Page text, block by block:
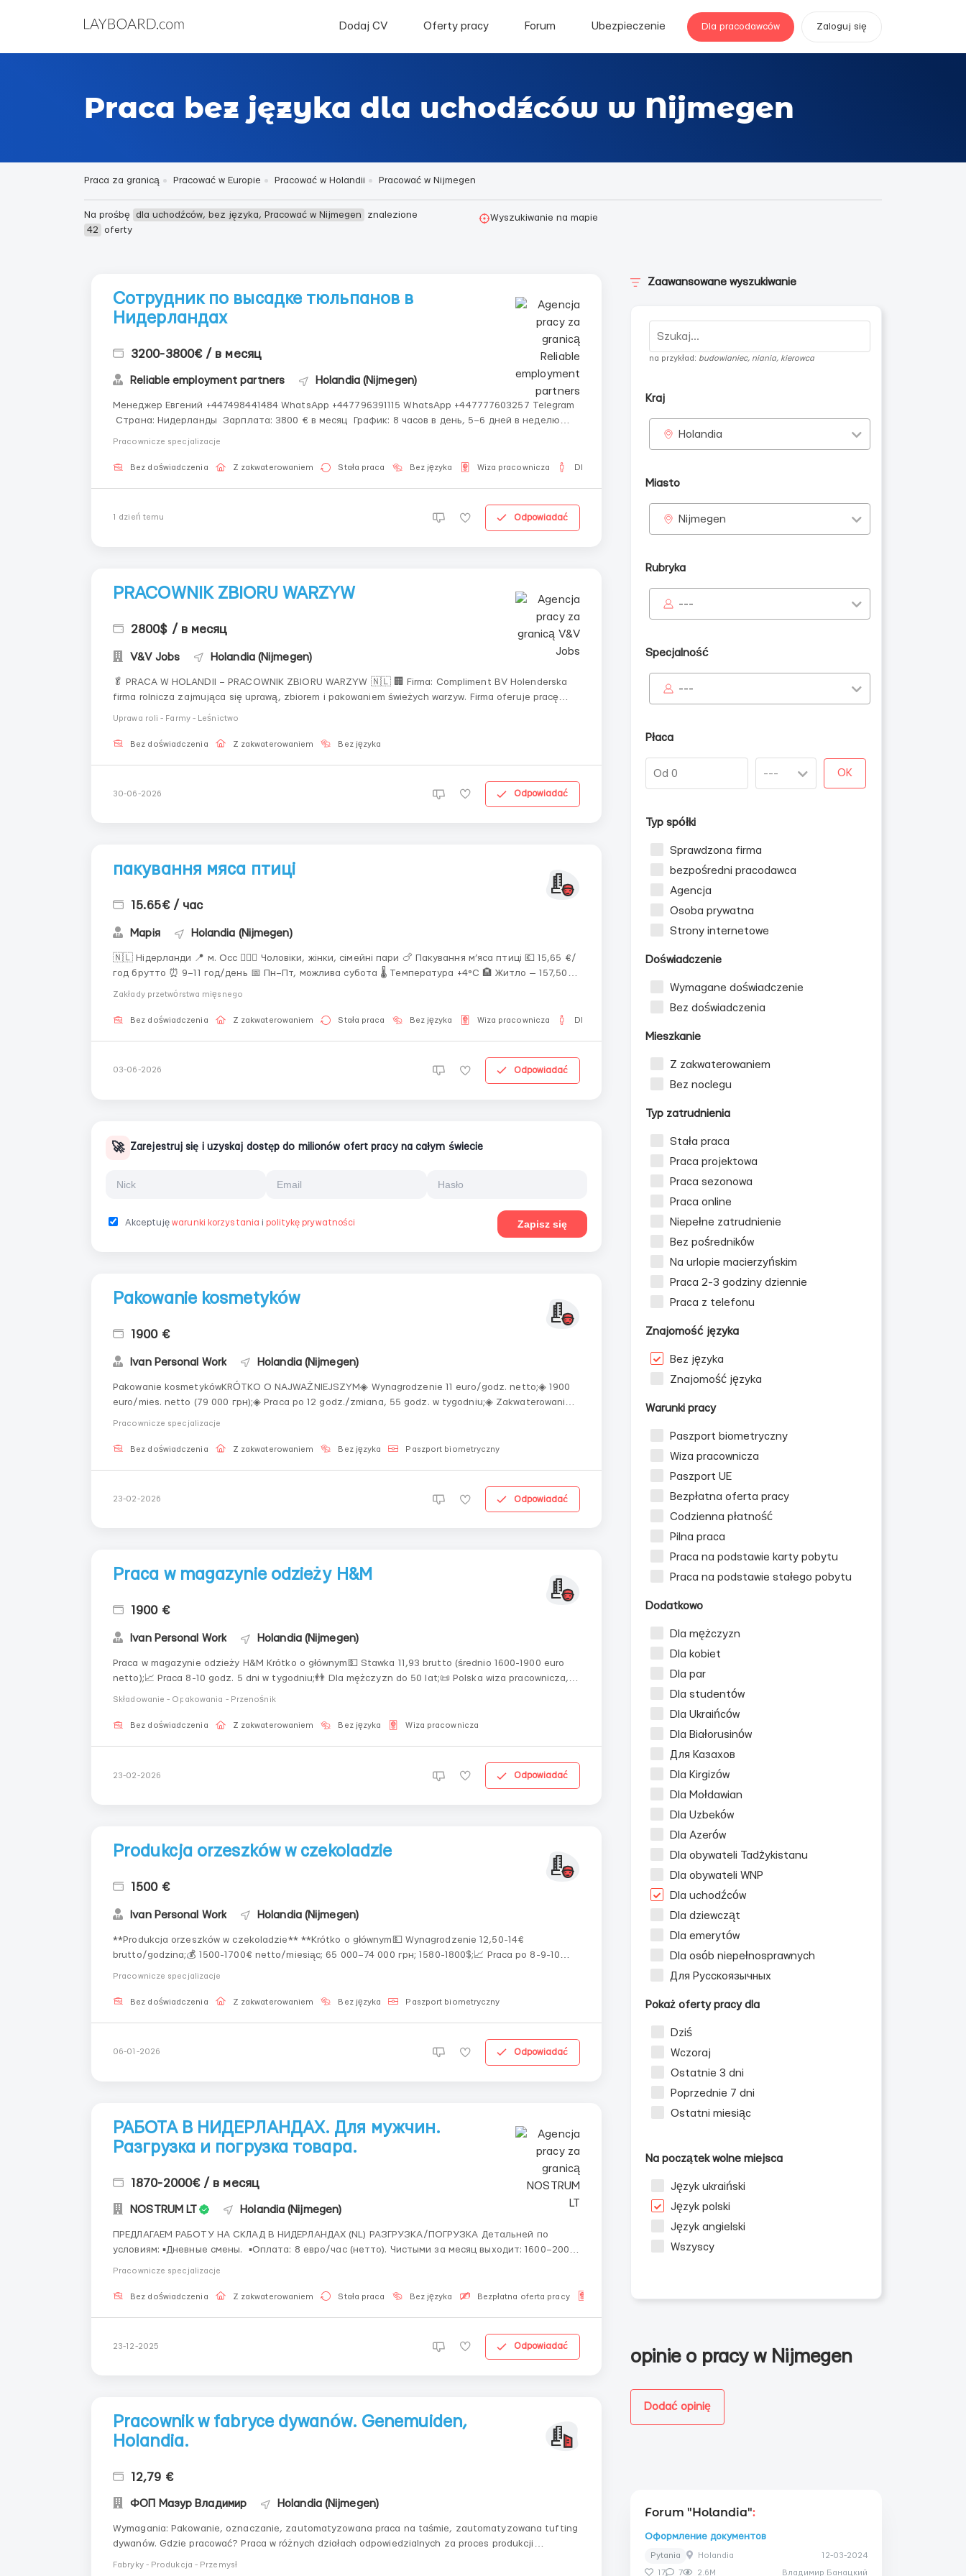
Dodaj CV Oferty pracy Forum Ubezpieczenie Dla pracodawców Zaloguj się
Praca bez języka dla uchodźców w Nijmegen
Praca za granicą Pracować w Europie Pracować w Holandii Pracować w Nijmegen
Na prośbę dla uchodźców, bez języka, Pracować w Nijmegen
znalezione
42
oferty
Wyszukiwanie na mapie
Сотрудник по высадке тюльпанов в
Нидерландах
3200-3800€ / в месяц
Reliable employment partners Holandia (Nijmegen)
Менеджер Евгений +447498441484 WhatsApp +447796391115 WhatsApp +447777603257 Telegram
Страна: Нидерланды Зарплата: 3800 € в месяц График: 8 часов в день, 5–6 дней в неделю
Pracownicze specjalizacje
Bez doświadczenia Z zakwaterowaniem Stała praca Bez języka Wiza pracownicza Dla mężczyzn
1 dzień temu Odpowiadać
PRACOWNIK ZBIORU WARZYW
2800$ / в месяц
V&V Jobs Holandia (Nijmegen)
🥬 PRACA W HOLANDII – PRACOWNIK ZBIORU WARZYW 🇳🇱 🏢 Firma: Compliment BV Holenderska
firma rolnicza zajmująca się uprawą, zbiorem i pakowaniem świeżych warzyw. Firma oferuje pracę
sezonową i stałą, zapewnia zakwaterowanie, transport do pracy oraz wsparcie na miejscu. 🌐 👥 Kogo
Uprawa roli - Farmy - Leśnictwo
Bez doświadczenia Z zakwaterowaniem Bez języka
30-06-2026 Odpowiadać
пакування мяса птиці
15.65€ / час
Марія Holandia (Nijmegen)
🇳🇱 Нідерланди 📍 м. Осс 👩‍❤️‍👨 Чоловіки, жінки, сімейні пари 🍗 Пакування м’яса птиці 💶 15,65 €/
год брутто ⏰ 9–11 год/день 📅 Пн–Пт, можлива субота 🌡 Температура +4°C 🏨 Житло — 157,50
Zakłady przetwórstwa mięsnego
Bez doświadczenia Z zakwaterowaniem Stała praca Bez języka Wiza pracownicza Dla mężczyzn
03-06-2026 Odpowiadać
🚀 Zarejestruj się i uzyskaj dostęp do milionów ofert pracy na całym świecie
Akceptujęwarunki korzystania i politykę prywatności Zapisz się
Pakowanie kosmetyków
1900 €
Ivan Personal Work Holandia (Nijmegen)
Pakowanie kosmetykówKRÓTKO O NAJWAŻNIEJSZYM◈ Wynagrodzenie 11 euro/godz. netto;◈ 1900
euro/mies. netto (79 000 грн);◈ Praca po 12 godz./zmiana, 55 godz. w tygodniu;◈ Zakwaterowanie
Pracownicze specjalizacje
Bez doświadczenia Z zakwaterowaniem Bez języka Paszport biometryczny
23-02-2026 Odpowiadać
Praca w magazynie odzieży H&M
1900 €
Ivan Personal Work Holandia (Nijmegen)
Praca w magazynie odzieży H&M Krótko o głównym💵 Stawka 11,93 brutto (średnio 1600-1900 euro
netto);📈 Praca 8-10 godz. 5 dni w tygodniu;👬 Dla mężczyzn do 50 lat;📜 Polska wiza pracownicza,
Składowanie - Opakowania - Przenośnik
Bez doświadczenia Z zakwaterowaniem Bez języka Wiza pracownicza
23-02-2026 Odpowiadać
Produkcja orzeszków w czekoladzie
1500 €
Ivan Personal Work Holandia (Nijmegen)
**Produkcja orzeszków w czekoladzie** **Krótko o głównym💵 Wynagrodzenie 12,50-14€
brutto/godzina;💰 1500-1700€ netto/miesiąc; 65 000–74 000 грн; 1580-1800$;📈 Praca po 8-9-10
Pracownicze specjalizacje
Bez doświadczenia Z zakwaterowaniem Bez języka Paszport biometryczny
06-01-2026 Odpowiadać
РАБОТА В НИДЕРЛАНДАХ. Для мужчин.
Разгрузка и погрузка товара.
1870-2000€ / в месяц
NOSTRUM LT Holandia (Nijmegen)
ПРЕДЛАГАЕМ РАБОТУ НА СКЛАД В НИДЕРЛАНДАХ (NL) РАЗГРУЗКА/ПОГРУЗКА Детальней по
условиям: ▪️Дневные смены. ▪️Оплата: 8 евро/час (нетто). Чистыми за месяц выходит: 1600–2000
Pracownicze specjalizacje
Bez doświadczenia Z zakwaterowaniem Stała praca Bez języka Bezpłatna oferta pracy
23-12-2025 Odpowiadać
Pracownik w fabryce dywanów. Genemuiden,
Holandia.
12,79 €
ФОП Мазур Владимир Holandia (Nijmegen)
Wymagania: Pakowanie, oznaczanie, zautomatyzowana praca na taśmie, zautomatyzowana tufting
dywanów. Gdzie pracować? Praca w różnych działach odpowiedzialnych za proces produkcji
surowców, półproduktów lub gotowych produktów. Warunki pracy: Praca w systemie 3-zmianowym, od
Fabryky - Produkcja - Przemysł
Zaawansowane wyszukiwanie
na przykład: budowlaniec, niania, kierowca
Kraj
Holandia
Miasto
Nijmegen
Rubryka
---
Specjalność
---
Płaca
OK
Typ spółki
Sprawdzona firma
bezpośredni pracodawca
Agencja
Osoba prywatna
Strony internetowe
Doświadczenie
Wymagane doświadczenie
Bez doświadczenia
Mieszkanie
Z zakwaterowaniem
Bez noclegu
Typ zatrudnienia
Stała praca
Praca projektowa
Praca sezonowa
Praca online
Niepełne zatrudnienie
Bez pośredników
Na urlopie macierzyńskim
Praca 2-3 godziny dziennie
Praca z telefonu
Znajomość języka
Bez języka
Znajomość języka
Warunki pracy
Paszport biometryczny
Wiza pracownicza
Paszport UE
Bezpłatna oferta pracy
Codzienna płatność
Pilna praca
Praca na podstawie karty pobytu
Praca na podstawie stałego pobytu
Dodatkowo
Dla mężczyzn
Dla kobiet
Dla par
Dla studentów
Dla Ukraińców
Dla Białorusinów
Для Казахов
Dla Kirgizów
Dla Mołdawian
Dla Uzbeków
Dla Azerów
Dla obywateli Tadżykistanu
Dla obywateli WNP
Dla uchodźców
Dla dziewcząt
Dla emerytów
Dla osób niepełnosprawnych
Для Русскоязычных
Pokaż oferty pracy dla
Dziś
Wczoraj
Ostatnie 3 dni
Poprzednie 7 dni
Ostatni miesiąc
Na początek wolne miejsca
Język ukraiński
Język polski
Język angielski
Wszyscy
opinie o pracy w Nijmegen
Dodać opinię
Forum "Holandia":
Оформление документов
Pytania Holandia 12-03-2024
17 7 2.6M Владимир Банацкий